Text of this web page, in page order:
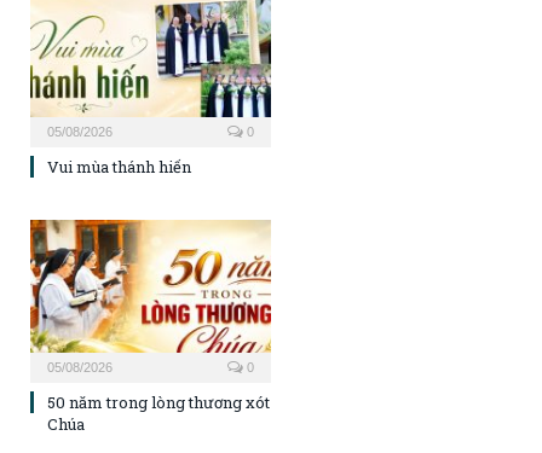
05/08/2026 0
Vui mùa thánh hiến
05/08/2026 0
50 năm trong lòng thương xót
Chúa